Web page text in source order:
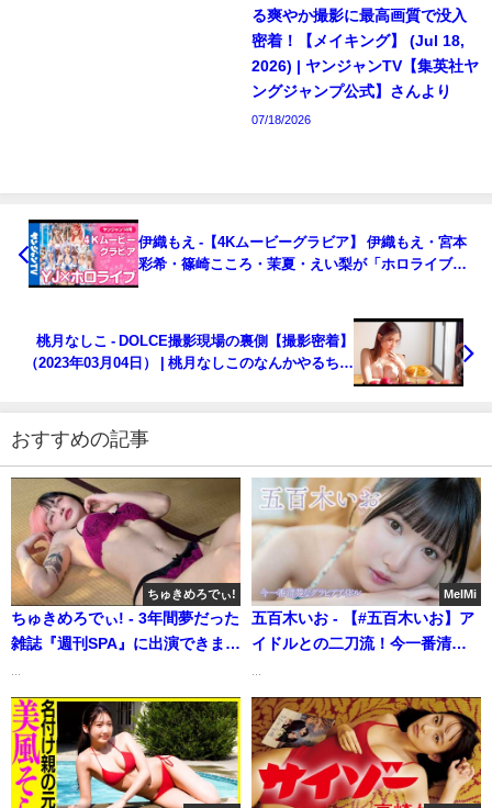
る爽やか撮影に最高画質で没入
密着！【メイキング】 (Jul 18,
2026) | ヤンジャンTV【集英社ヤ
ングジャンプ公式】さんより
07/18/2026
伊織もえ -【4Kムービーグラビア】 伊織もえ・宮本
彩希・篠崎こころ・茉夏・えい梨が「ホロライブ」
月03日） | ヤンジャンTV【集英社ヤングジャンプ公
式】さんより
桃月なしこ - DOLCE撮影現場の裏側【撮影密着】
（2023年03月04日） | 桃月なしこのなんかやるちゃ
おすすめの記事
ちゅきめろでぃ!
ちゅきめろでぃ! - 3年間夢だった
雑誌『週刊SPA』に出演できまし
イキングを大公開‼︎ (Mar 13,
2025) | ちゅきめろでぃ!さんより
...
MelMi
五百木いお - 【#五百木いお】ア
イドルとの二刀流！今一番清楚
my fave vol.1＞ (May 27, 2026)
| my fave〈MEN'S DVD〉
Channelさんより
...